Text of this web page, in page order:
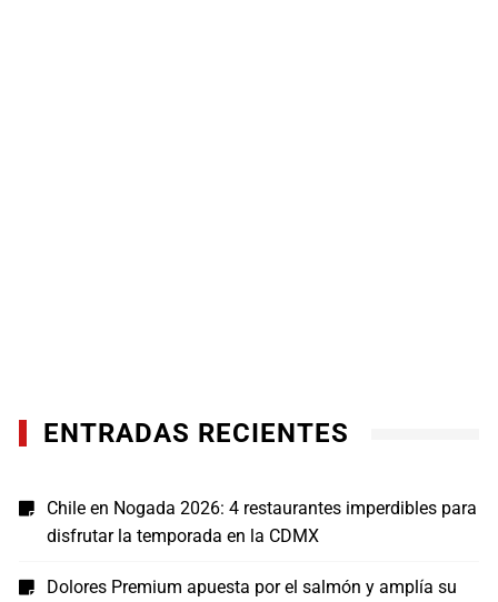
ENTRADAS RECIENTES
Chile en Nogada 2026: 4 restaurantes imperdibles para
disfrutar la temporada en la CDMX
Dolores Premium apuesta por el salmón y amplía su